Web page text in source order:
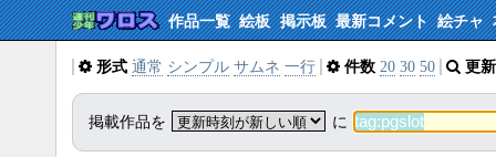
作品一覧 絵板 掲示板 最新コメント 絵チャ
形式 通常 シンプル サムネ 一行 件数 20 30 50 更
掲載作品を に